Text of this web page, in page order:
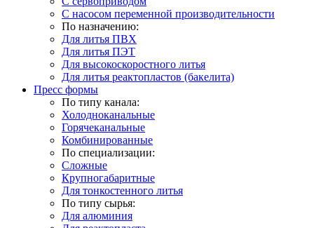
С насосом переменной производительности
По назначению:
Для литья ПВХ
Для литья ПЭТ
Для высокоскоростного литья
Для литья реактопластов (бакелита)
Пресс формы
По типу канала:
Холодноканальные
Горячеканальные
Комбинированные
По специализации:
Сложные
Крупногабаритные
Для тонкостенного литья
По типу сырья:
Для алюминия